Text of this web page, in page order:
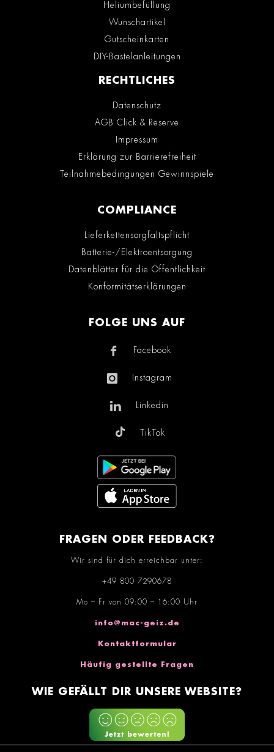
Heliumbefüllung
Wunschartikel
Gutscheinkarten
DIY-Bastelanleitungen
RECHTLICHES
Datenschutz
AGB Click & Reserve
Impressum
Erklärung zur Barrierefreiheit
Teilnahmebedingungen Gewinnspiele
COMPLIANCE
Lieferkettensorgfaltspflicht
Batterie-/Elektroentsorgung
Datenblätter für die Öffentlichkeit
Konformitätserklärungen
FOLGE UNS AUF
Facebook
Instagram
Linkedin
TikTok
FRAGEN ODER FEEDBACK?
Wir sind für dich erreichbar unter:
+49 800 7290678
Mo – Fr von 09:00 – 16:00 Uhr
info@mac-geiz.de
Kontaktformular
Häufig gestellte Fragen
WIE GEFÄLLT DIR UNSERE WEBSITE?